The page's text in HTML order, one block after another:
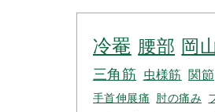
冷罨 腰部 岡
三角筋 虫様筋 関節
手首伸展痛
肘の痛み